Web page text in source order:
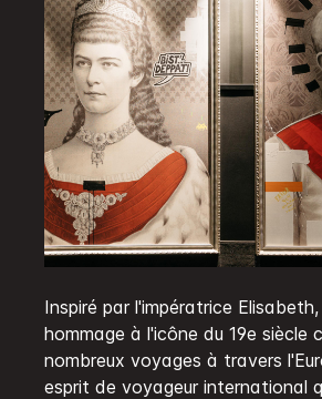
Inspiré par l'impératrice
hommage à l'icône du 19e siècle
nombreux voyages à travers
esprit de voyageur international